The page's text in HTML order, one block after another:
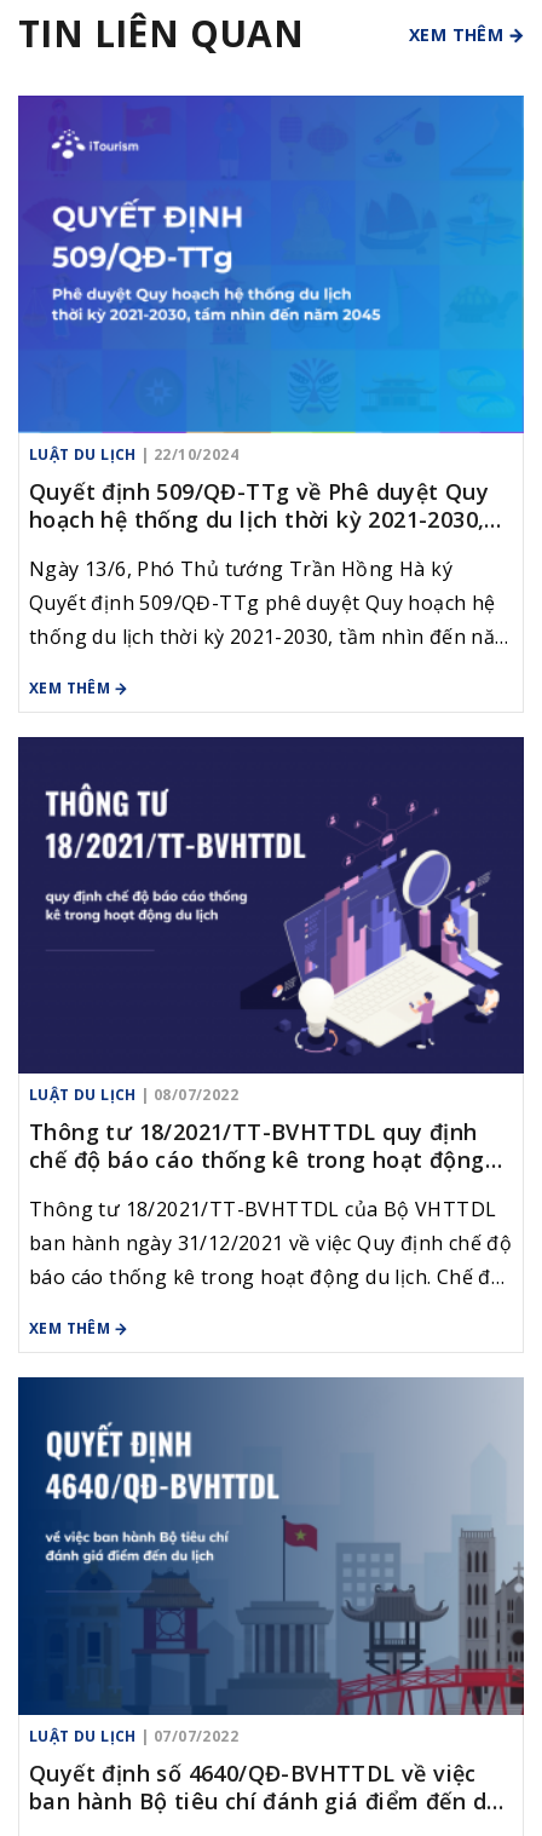
TIN LIÊN QUAN XEM THÊM
LUẬT DU LỊCH | 22/10/2024
Quyết định 509/QĐ-TTg về Phê duyệt Quy
hoạch hệ thống du lịch thời kỳ 2021-2030,
Ngày 13/6, Phó Thủ tướng Trần Hồng Hà ký
Quyết định 509/QĐ-TTg phê duyệt Quy hoạch hệ
thống du lịch thời kỳ 2021-2030, tầm nhìn đến năm
2025, Việt Nam trở thành điểm đến hấp dẫn, có
năng lực phát triển du lịch cao trên thế giới. Đến
mũi nhọn, phát triển theo hướng tăng trưởng
xanh; trở thành điểm đến có năng lực phát triển
XEM THÊM
LUẬT DU LỊCH | 08/07/2022
Thông tư 18/2021/TT-BVHTTDL quy định
chế độ báo cáo thống kê trong hoạt động
Thông tư 18/2021/TT-BVHTTDL của Bộ VHTTDL
ban hành ngày 31/12/2021 về việc Quy định chế độ
báo cáo thống kê trong hoạt động du lịch. Chế độ
dung chế độ báo cáo thống kê; lập và gửi báo cáo
thống kê; trách nhiệm của các cơ quan, tổ chức, cá
kê.
XEM THÊM
LUẬT DU LỊCH | 07/07/2022
Quyết định số 4640/QĐ-BVHTTDL về việc
ban hành Bộ tiêu chí đánh giá điểm đến du